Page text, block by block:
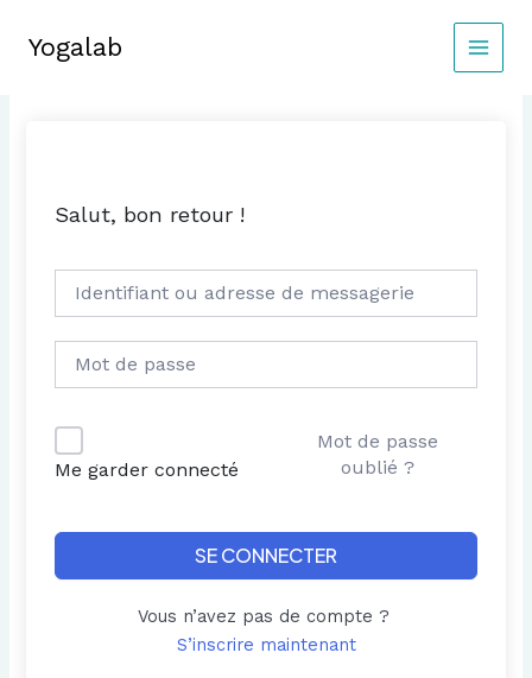
contenu
Yogalab
MAIN
Salut, bon retour !
Me garder connecté
Mot de passe
oublié ?
SE CONNECTER
Vous n’avez pas de compte ?
S’inscrire maintenant